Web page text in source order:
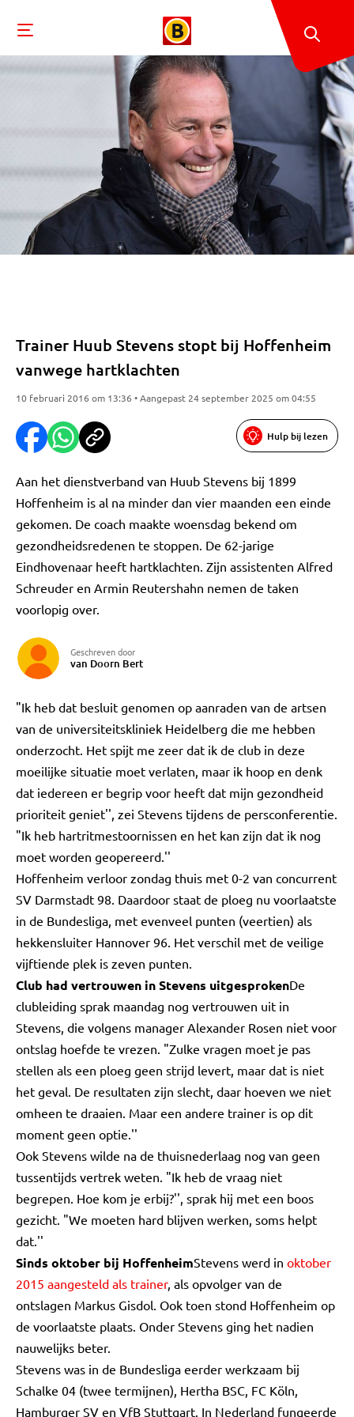
Trainer Huub Stevens stopt bij Hoffenheim
vanwege hartklachten
10 februari 2016 om 13:36 • Aangepast 24 september 2025 om 04:55
Hulp bij lezen
Aan het dienstverband van Huub Stevens bij 1899
Hoffenheim is al na minder dan vier maanden een einde
gekomen. De coach maakte woensdag bekend om
gezondheidsredenen te stoppen. De 62-jarige
Eindhovenaar heeft hartklachten. Zijn assistenten Alfred
Schreuder en Armin Reutershahn nemen de taken
voorlopig over.
Geschreven door
van Doorn Bert
"Ik heb dat besluit genomen op aanraden van de artsen
van de universiteitskliniek Heidelberg die me hebben
onderzocht. Het spijt me zeer dat ik de club in deze
moeilijke situatie moet verlaten, maar ik hoop en denk
dat iedereen er begrip voor heeft dat mijn gezondheid
prioriteit geniet'', zei Stevens tijdens de persconferentie.
"Ik heb hartritmestoornissen en het kan zijn dat ik nog
moet worden geopereerd.''
Hoffenheim verloor zondag thuis met 0-2 van concurrent
SV Darmstadt 98. Daardoor staat de ploeg nu voorlaatste
in de Bundesliga, met evenveel punten (veertien) als
hekkensluiter Hannover 96. Het verschil met de veilige
vijftiende plek is zeven punten.
Club had vertrouwen in Stevens uitgesprokenDe
clubleiding sprak maandag nog vertrouwen uit in
Stevens, die volgens manager Alexander Rosen niet voor
ontslag hoefde te vrezen. "Zulke vragen moet je pas
stellen als een ploeg geen strijd levert, maar dat is niet
het geval. De resultaten zijn slecht, daar hoeven we niet
omheen te draaien. Maar een andere trainer is op dit
moment geen optie.''
Ook Stevens wilde na de thuisnederlaag nog van geen
tussentijds vertrek weten. "Ik heb de vraag niet
begrepen. Hoe kom je erbij?'', sprak hij met een boos
gezicht. "We moeten hard blijven werken, soms helpt
dat.''
Sinds oktober bij HoffenheimStevens werd in oktober
2015 aangesteld als trainer, als opvolger van de
ontslagen Markus Gisdol. Ook toen stond Hoffenheim op
de voorlaatste plaats. Onder Stevens ging het nadien
nauwelijks beter.
Stevens was in de Bundesliga eerder werkzaam bij
Schalke 04 (twee termijnen), Hertha BSC, FC Köln,
Hamburger SV en VfB Stuttgart. In Nederland fungeerde